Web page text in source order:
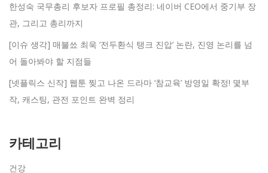
한성숙 국무총리 후보자 프로필 총정리: 네이버 CEO에서 중기부 장
관, 그리고 총리까지
[이슈 생각] 매불쑈 최욱 ‘전두환식 탱크 진압’ 논란, 진영 논리를 넘
어 돌아봐야 할 지점들
[넷플릭스 신작] 웹툰 찢고 나온 드라마 ‘참교육’ 방영일 확정! 몇부
작, 캐스팅, 관전 포인트 완벽 정리
카테고리
건강